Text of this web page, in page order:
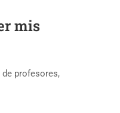
mis
profesores,